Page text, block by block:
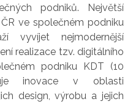
podniků. Největší
ve společném podniku
vyvíjet nejmodernější
realizace tzv. digitálního
podniku KDT (10
inovace v oblasti
design, výrobu a jejich